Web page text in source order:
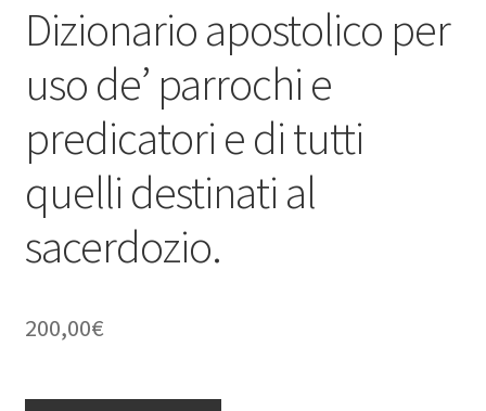
Dizionario apostolico per
uso de’ parrochi e
predicatori e di tutti
quelli destinati al
sacerdozio.
200,00€